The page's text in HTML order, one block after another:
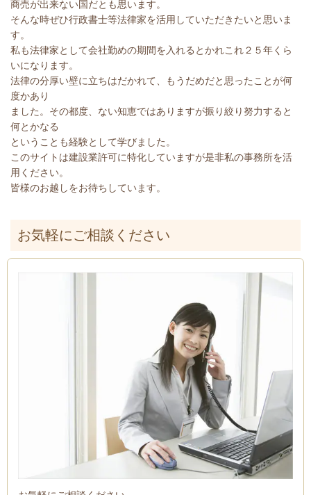
商売が出来ない国だとも思います。
そんな時ぜひ行政書士等法律家を活用していただきたいと思いま
す。
私も法律家として会社勤めの期間を入れるとかれこれ２５年くら
いになります。
法律の分厚い壁に立ちはだかれて、もうだめだと思ったことが何
度かあり
ました。その都度、ない知恵ではありますが振り絞り努力すると
何とかなる
ということも経験として学びました。
このサイトは建設業許可に特化していますが是非私の事務所を活
用ください。
皆様のお越しをお待ちしています。
お気軽にご相談ください